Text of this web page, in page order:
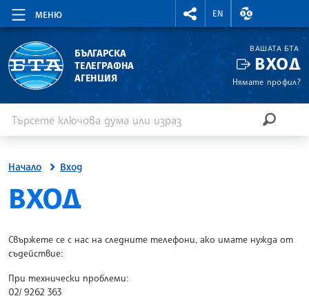
МЕНЮ
RIGHTMENU.SOCIAL
EN
ВАЛУТНИ
БЪЛГАРСКА
ТЕЛЕГРАФНА
АГЕНЦИЯ
ВАШАТА БТА
ВХОД
Нямате профил?
Начало Вход
SITE.BTA
ВХОД
Свържете се с нас на следните телефони, ако имате нужда от
съдействие:
При технически проблеми:
02/ 9262 363